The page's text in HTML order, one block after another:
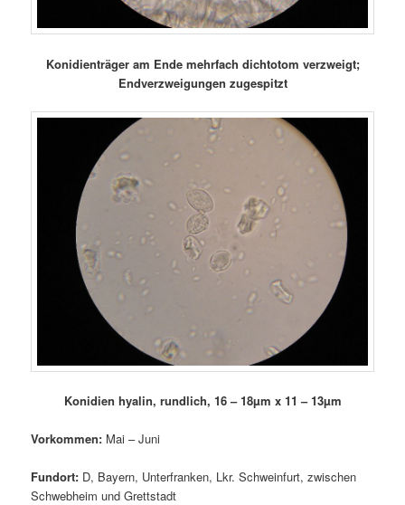
Konidienträger am Ende mehrfach dichtotom verzweigt;
Endverzweigungen zugespitzt
Konidien hyalin, rundlich, 16 – 18µm x 11 – 13µm
Vorkommen: Mai – Juni
Fundort: D, Bayern, Unterfranken, Lkr. Schweinfurt, zwischen
Schwebheim und Grettstadt